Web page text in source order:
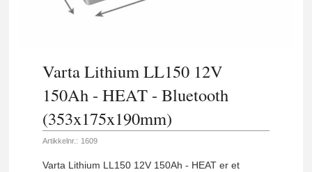
Varta Lithium LL150 12V
150Ah - HEAT - Bluetooth
(353x175x190mm)
Artikkelnr.: 1609
Varta Lithium LL150 12V 150Ah - HEAT er et